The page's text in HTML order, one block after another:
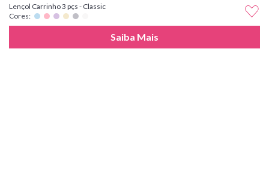
Lençol Carrinho 3 pçs - Classic
Cores:
Saiba Mais